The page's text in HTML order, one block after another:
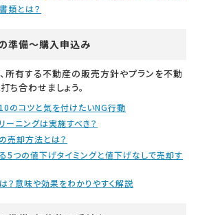
類とは？
準備～購入申込み
所有する不動産の販売方針やプランを不動
合わせましょう。
のコツと気を付けたいNG行動
ーニングは実施すべき？
売却方法とは？
5つの値下げタイミングと値下げなしで売却す
？意味や効果をわかりやすく解説